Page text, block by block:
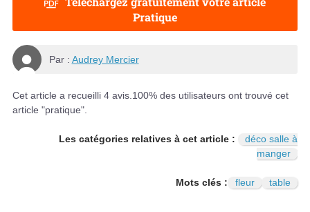
Pratique
Par : Audrey Mercier
Cet article a recueilli 4 avis. 100% des utilisateurs ont trouvé cet
article "pratique".
Les catégories relatives à cet article :
déco salle à
manger
Mots clés : fleur table